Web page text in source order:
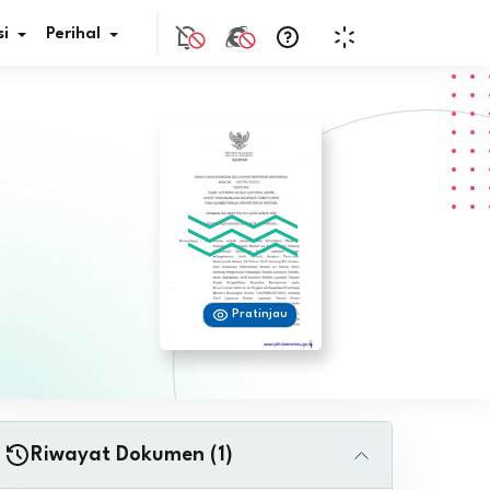
JDIH
Perihal
Pratinjau
Riwayat Dokumen (1)